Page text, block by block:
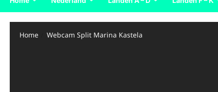
Home Webcam Split Marina Kastela